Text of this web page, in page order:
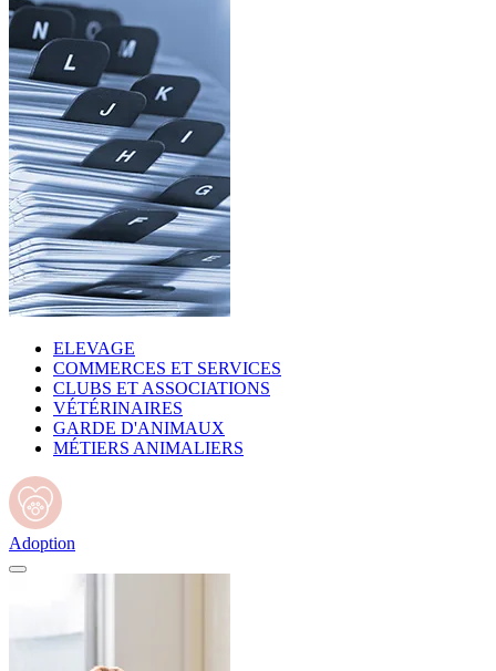
ELEVAGE
COMMERCES ET SERVICES
CLUBS ET ASSOCIATIONS
VÉTÉRINAIRES
GARDE D'ANIMAUX
MÉTIERS ANIMALIERS
Adoption